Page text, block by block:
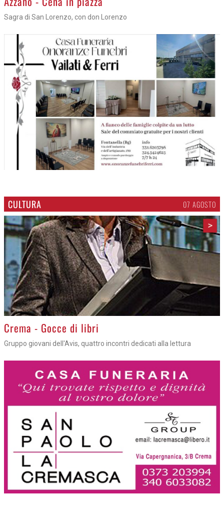
Sagra di San Lorenzo, con don Lorenzo
CULTURA 07 AGOSTO
>
Crema - Gocce di libri
Gruppo giovani dell'Avis, quattro incontri dedicati alla lettura